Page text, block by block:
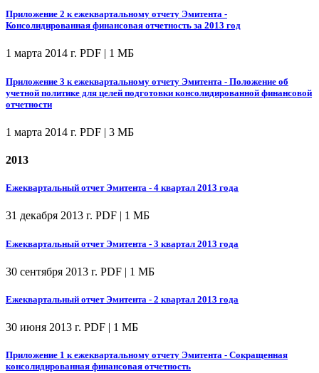
Приложение 2 к ежеквартальному отчету Эмитента -
Консолидированная финансовая отчетность за 2013 год
1 марта 2014 г. PDF | 1 МБ
Приложение 3 к ежеквартальному отчету Эмитента - Положение об
учетной политике для целей подготовки консолидированной финансовой
отчетности
1 марта 2014 г. PDF | 3 МБ
2013
Ежеквартальный отчет Эмитента - 4 квартал 2013 года
31 декабря 2013 г. PDF | 1 МБ
Ежеквартальный отчет Эмитента - 3 квартал 2013 года
30 сентября 2013 г. PDF | 1 МБ
Ежеквартальный отчет Эмитента - 2 квартал 2013 года
30 июня 2013 г. PDF | 1 МБ
Приложение 1 к ежеквартальному отчету Эмитента - Сокращенная
консолидированная финансовая отчетность